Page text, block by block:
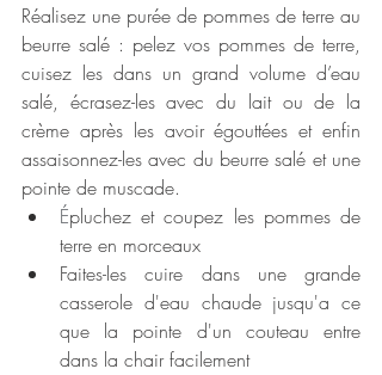
Réalisez une purée de pommes de terre au
beurre salé : pelez vos pommes de terre,
cuisez les dans un grand volume d’eau
salé, écrasez-les avec du lait ou de la
crème après les avoir égouttées et enfin
assaisonnez-les avec du beurre salé et une
pointe de muscade.
Épluchez et coupez les pommes de
terre en morceaux
Faites-les cuire dans une grande
casserole d'eau chaude jusqu'a ce
que la pointe d'un couteau entre
dans la chair facilement